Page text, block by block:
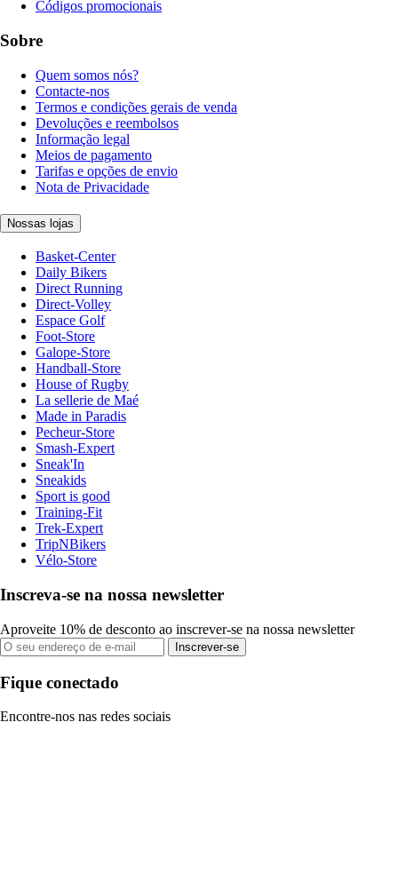
Códigos promocionais
Sobre
Quem somos nós?
Contacte-nos
Termos e condições gerais de venda
Devoluções e reembolsos
Informação legal
Meios de pagamento
Tarifas e opções de envio
Nota de Privacidade
Nossas lojas
Basket-Center
Daily Bikers
Direct Running
Direct-Volley
Espace Golf
Foot-Store
Galope-Store
Handball-Store
House of Rugby
La sellerie de Maé
Made in Paradis
Pecheur-Store
Smash-Expert
Sneak'In
Sneakids
Sport is good
Training-Fit
Trek-Expert
TripNBikers
Vélo-Store
Inscreva-se na nossa newsletter
Aproveite 10% de desconto ao inscrever-se na nossa newsletter
Inscrever-se
Fique conectado
Encontre-nos nas redes sociais